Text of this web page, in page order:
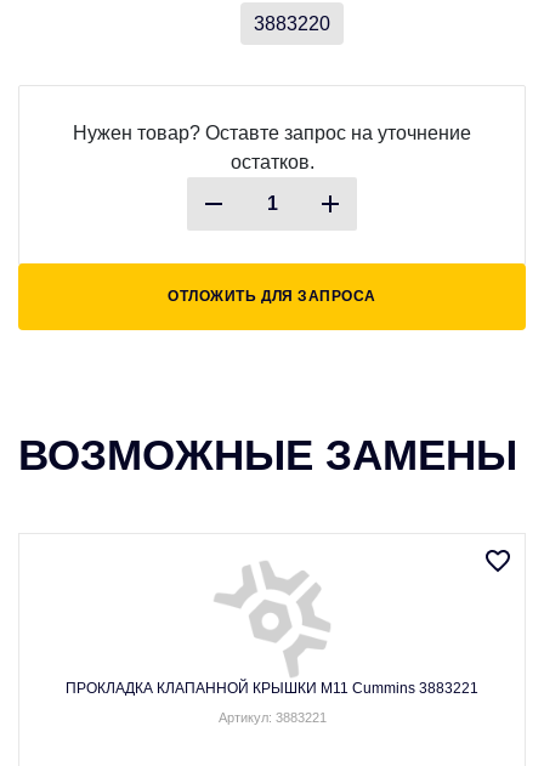
3883220
Нужен товар? Оставте запрос на уточнение
остатков.
ОТЛОЖИТЬ ДЛЯ ЗАПРОСА
ВОЗМОЖНЫЕ ЗАМЕНЫ
ПРОКЛАДКА КЛАПАННОЙ КРЫШКИ M11 Cummins 3883221
Артикул: 3883221